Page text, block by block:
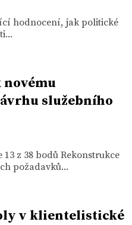
hodnocení, jak politické
služebního
z 38 bodů Rekonstrukce
požadavků...
v klientelistické